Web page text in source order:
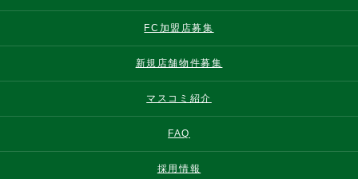
FC加盟店募集
新規店舗物件募集
マスコミ紹介
FAQ
採用情報